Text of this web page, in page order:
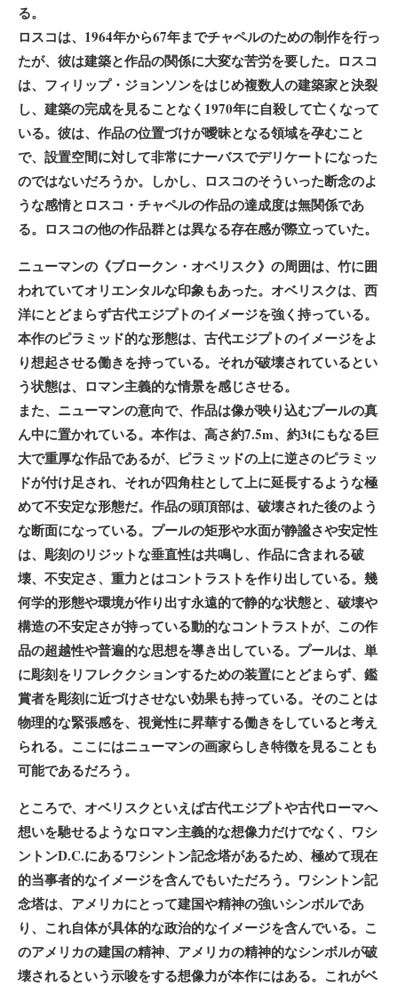
る。
ロスコは、1964年から67年までチャペルのための制作を行っ
たが、彼は建築と作品の関係に大変な苦労を要した。ロスコ
は、フィリップ・ジョンソンをはじめ複数人の建築家と決裂
し、建築の完成を見ることなく1970年に自殺して亡くなって
いる。彼は、作品の位置づけが曖昧となる領域を孕むこと
で、設置空間に対して非常にナーバスでデリケートになった
のではないだろうか。しかし、ロスコのそういった断念のよ
うな感情とロスコ・チャペルの作品の達成度は無関係であ
る。ロスコの他の作品群とは異なる存在感が際立っていた。
ニューマンの《ブロークン・オベリスク》の周囲は、竹に囲
われていてオリエンタルな印象もあった。オベリスクは、西
洋にとどまらず古代エジプトのイメージを強く持っている。
本作のピラミッド的な形態は、古代エジプトのイメージをよ
り想起させる働きを持っている。それが破壊されているとい
う状態は、ロマン主義的な情景を感じさせる。
また、ニューマンの意向で、作品は像が映り込むプールの真
ん中に置かれている。本作は、高さ約7.5m、約3tにもなる巨
大で重厚な作品であるが、ピラミッドの上に逆さのピラミッ
ドが付け足され、それが四角柱として上に延長するような極
めて不安定な形態だ。作品の頭頂部は、破壊された後のよう
な断面になっている。プールの矩形や水面が静謐さや安定性
は、彫刻のリジットな垂直性は共鳴し、作品に含まれる破
壊、不安定さ、重力とはコントラストを作り出している。幾
何学的形態や環境が作り出す永遠的で静的な状態と、破壊や
構造の不安定さが持っている動的なコントラストが、この作
品の超越性や普遍的な思想を導き出している。プールは、単
に彫刻をリフレククションするための装置にとどまらず、鑑
賞者を彫刻に近づけさせない効果も持っている。そのことは
物理的な緊張感を、視覚性に昇華する働きをしていると考え
られる。ここにはニューマンの画家らしき特徴を見ることも
可能であるだろう。
ところで、オベリスクといえば古代エジプトや古代ローマへ
想いを馳せるようなロマン主義的な想像力だけでなく、ワシ
ントンD.C.にあるワシントン記念塔があるため、極めて現在
的当事者的なイメージを含んでもいただろう。ワシントン記
念塔は、アメリカにとって建国や精神の強いシンボルであ
り、これ自体が具体的な政治的なイメージを含んでいる。こ
のアメリカの建国の精神、アメリカの精神的なシンボルが破
壊されるという示唆をする想像力が本作にはある。これがベ